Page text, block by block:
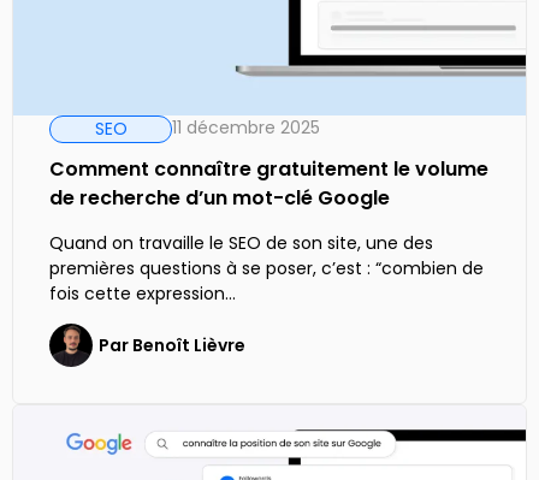
SEO 11 décembre 2025
Comment connaître gratuitement le volume
de recherche d’un mot-clé Google
Quand on travaille le SEO de son site, une des
premières questions à se poser, c’est : “combien de
fois cette expression…
Par Benoît Lièvre